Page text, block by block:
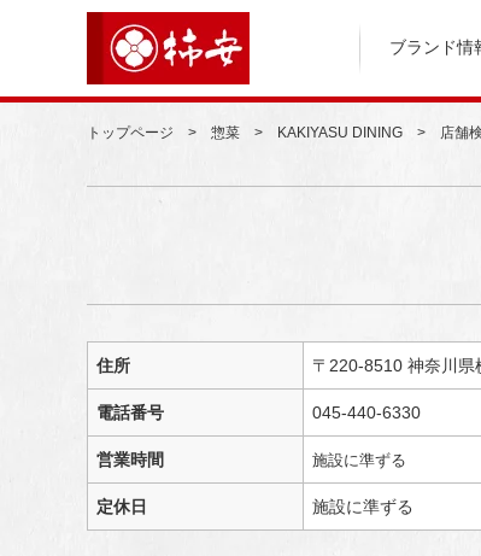
ブランド情
トップページ 惣菜 KAKIYASU DINING 店舗
住所 〒220-8510 神奈川
電話番号 045-440-6330
営業時間 施設に準ずる
定休日 施設に準ずる